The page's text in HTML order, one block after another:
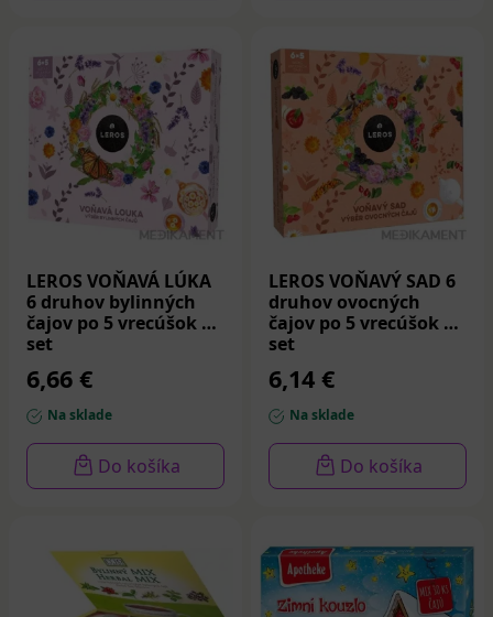
LEROS VOŇAVÁ LÚKA
6 druhov bylinných
čajov po 5 vrecúšok 1
set
6,66 €
Na sklade
Do košíka
LEROS VOŇAVÝ SAD 6
druhov ovocných
čajov po 5 vrecúšok 1
set
6,14 €
Na sklade
Do košíka